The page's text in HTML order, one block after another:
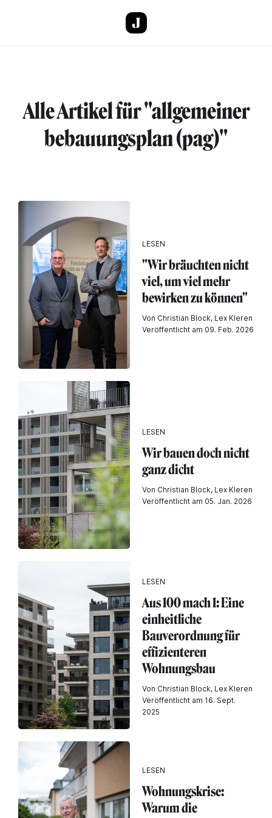
Alle Artikel für "allgemeiner
bebauungsplan (pag)"
LESEN
"Wir bräuchten nicht
viel, um viel mehr
bewirken zu können"
Von Christian Block, Lex Kleren
Veröffentlicht am 09. Feb. 2026
LESEN
Wir bauen doch nicht
ganz dicht
Von Christian Block, Lex Kleren
Veröffentlicht am 05. Jan. 2026
LESEN
Aus 100 mach 1: Eine
einheitliche
Bauverordnung für
effizienteren
Wohnungsbau
Von Christian Block, Lex Kleren
Veröffentlicht am 16. Sept.
2025
LESEN
Wohnungskrise:
Warum die